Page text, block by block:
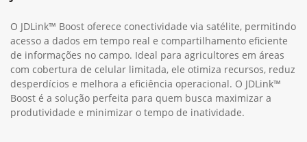
O JDLink™ Boost oferece conectividade via satélite, permitindo
acesso a dados em tempo real e compartilhamento eficiente
de informações no campo. Ideal para agricultores em áreas
com cobertura de celular limitada, ele otimiza recursos, reduz
desperdícios e melhora a eficiência operacional. O JDLink™
Boost é a solução perfeita para quem busca maximizar a
produtividade e minimizar o tempo de inatividade.